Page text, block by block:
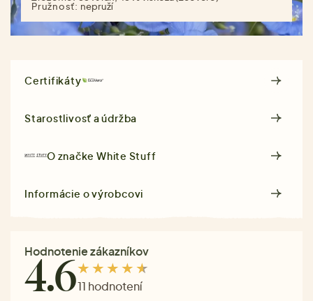
Pružnosť: nepruží
Certifikáty
Starostlivosť a údržba
O značkeWhite Stuff
Informácie o výrobcovi
Hodnotenie zákazníkov
4.611 hodnotení